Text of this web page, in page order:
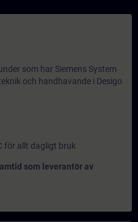
som har Siemens System
och handhavande i Desigo
för allt dagligt bruk
som leverantör av